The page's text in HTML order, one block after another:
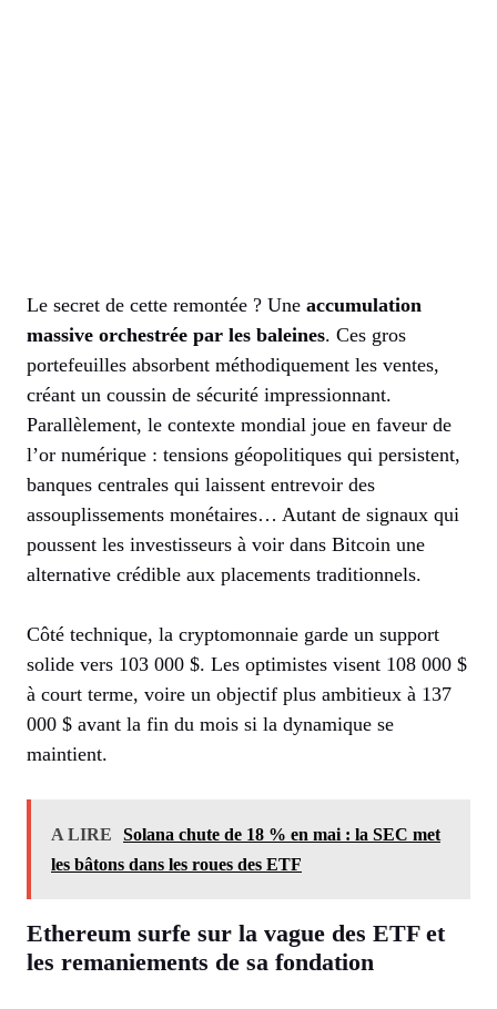
Le secret de cette remontée ? Une accumulation
massive orchestrée par les baleines. Ces gros
portefeuilles absorbent méthodiquement les ventes,
créant un coussin de sécurité impressionnant.
Parallèlement, le contexte mondial joue en faveur de
l’or numérique : tensions géopolitiques qui persistent,
banques centrales qui laissent entrevoir des
assouplissements monétaires… Autant de signaux qui
poussent les investisseurs à voir dans Bitcoin une
alternative crédible aux placements traditionnels.
Côté technique, la cryptomonnaie garde un support
solide vers 103 000 $. Les optimistes visent 108 000 $
à court terme, voire un objectif plus ambitieux à 137
000 $ avant la fin du mois si la dynamique se
maintient.
A LIRE
Solana chute de 18 % en mai : la SEC met
les bâtons dans les roues des ETF
Ethereum surfe sur la vague des ETF et
les remaniements de sa fondation